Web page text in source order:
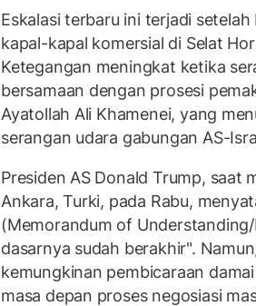
Eskalasi terbaru ini terjadi
kapal-kapal komersial di Selat
Ketegangan meningkat ketika
bersamaan dengan prosesi
Ayatollah Ali Khamenei, yang
serangan udara gabungan AS-
Presiden AS Donald Trump, saat
Ankara, Turki, pada Rabu,
(Memorandum of
dasarnya sudah berakhir".
kemungkinan pembicaraan
masa depan proses negosiasi